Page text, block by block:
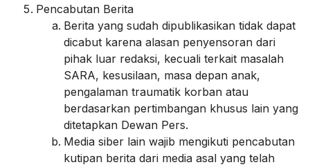
Pencabutan Berita
Berita yang sudah dipublikasikan tidak dapat
dicabut karena alasan penyensoran dari
pihak luar redaksi, kecuali terkait masalah
SARA, kesusilaan, masa depan anak,
pengalaman traumatik korban atau
berdasarkan pertimbangan khusus lain yang
ditetapkan Dewan Pers.
Media siber lain wajib mengikuti pencabutan
kutipan berita dari media asal yang telah